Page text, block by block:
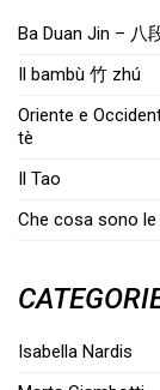
Ba Duan Jin – 八
Il bambù 竹 zhú
Oriente e
tè
Il Tao
Che cosa sono
Isabella Nardis